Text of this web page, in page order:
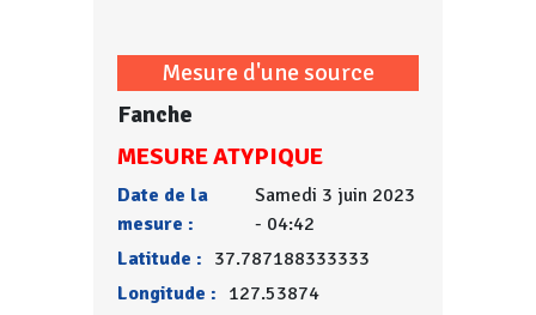
Mesure d'une source
Fanche
MESURE ATYPIQUE
Date de la
mesure :
Samedi 3 juin 2023
- 04:42
Latitude : 37.787188333333
Longitude : 127.53874